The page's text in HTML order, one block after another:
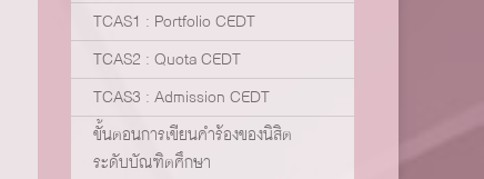
TCAS1 : Portfolio CEDT
TCAS2 : Quota CEDT
TCAS3 : Admission CEDT
ขั้นตอนการเขียนคำร้องของนิสิต
ระดับบัณฑิตศึกษา